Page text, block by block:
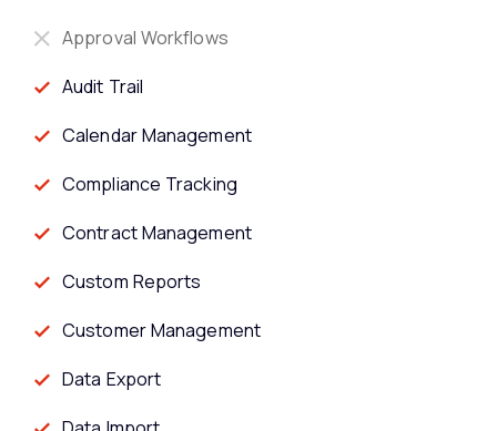
Approval Workflows
Audit Trail
Calendar Management
Compliance Tracking
Contract Management
Custom Reports
Customer Management
Data Export